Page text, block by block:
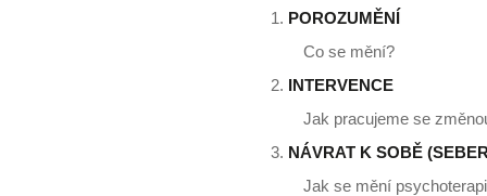
1. POROZUMĚNÍ
Co se mění?
2. INTERVENCE
Jak pracujeme se
3. NÁVRAT K SOBĚ
Jak se mění